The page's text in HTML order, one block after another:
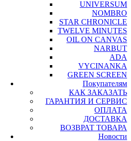
UNIVERSUM
NOMBRO
STAR CHRONICLE
TWELVE MINUTES
OIL ON CANVAS
NARBUT
ADA
VYCINANKA
GREEN SCREEN
Покупателям
КАК ЗАКАЗАТЬ
ГАРАНТИЯ И СЕРВИС
ОПЛАТА
ДОСТАВКА
ВОЗВРАТ ТОВАРА
Новости